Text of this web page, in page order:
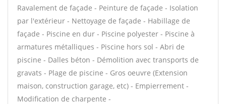
Ravalement de façade - Peinture de façade - Isolation
par l'extérieur - Nettoyage de façade - Habillage de
façade - Piscine en dur - Piscine polyester - Piscine à
armatures métalliques - Piscine hors sol - Abri de
piscine - Dalles béton - Démolition avec transports de
gravats - Plage de piscine - Gros oeuvre (Extension
maison, construction garage, etc) - Empierrement -
Modification de charpente -